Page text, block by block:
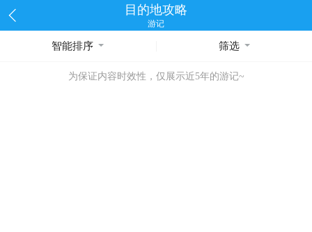
目的地攻略
游记
智能排序 筛选
为保证内容时效性，仅展示近5年的游记~